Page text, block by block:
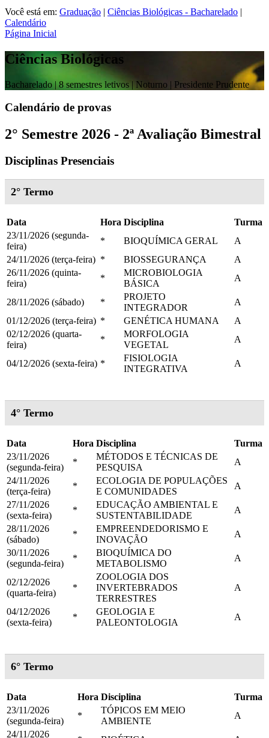
Você está em: Graduação | Ciências Biológicas - Bacharelado |
Calendário
Página Inicial
Ciências Biológicas
Bacharelado |8 semestres letivos | Noturno | Presidente Prudente
Calendário de provas
2° Semestre 2026 - 2ª Avaliação Bimestral
Disciplinas Presenciais
2° Termo
Data Hora Disciplina
Turma
23/11/2026 (segunda-
feira)
* BIOQUÍMICA GERAL
A
24/11/2026 (terça-feira) * BIOSSEGURANÇA
A
26/11/2026 (quinta-
feira)
*
MICROBIOLOGIA
BÁSICA
A
28/11/2026 (sábado) *
PROJETO
INTEGRADOR
A
01/12/2026 (terça-feira) * GENÉTICA HUMANA
A
02/12/2026 (quarta-
feira)
*
MORFOLOGIA
VEGETAL
A
04/12/2026 (sexta-feira) *
FISIOLOGIA
INTEGRATIVA
A
4° Termo
Data Hora Disciplina
Turma
23/11/2026
(segunda-feira)
*
MÉTODOS E TÉCNICAS DE
PESQUISA
A
24/11/2026
(terça-feira)
*
ECOLOGIA DE POPULAÇÕES
E COMUNIDADES
A
27/11/2026
(sexta-feira)
*
EDUCAÇÃO AMBIENTAL E
SUSTENTABILIDADE
A
28/11/2026
(sábado)
*
EMPREENDEDORISMO E
INOVAÇÃO
A
30/11/2026
(segunda-feira)
*
BIOQUÍMICA DO
METABOLISMO
A
02/12/2026
(quarta-feira)
*
ZOOLOGIA DOS
INVERTEBRADOS
TERRESTRES
A
04/12/2026
(sexta-feira)
*
GEOLOGIA E
PALEONTOLOGIA
A
6° Termo
Data Hora Disciplina
Turma
23/11/2026
(segunda-feira)
*
TÓPICOS EM MEIO
AMBIENTE
A
24/11/2026